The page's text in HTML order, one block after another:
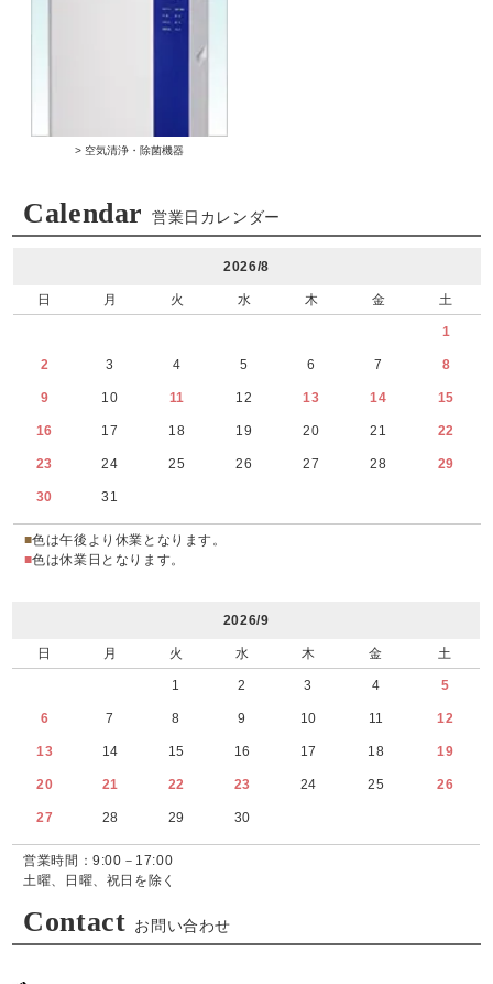
> 空気清浄・除菌機器
Calendar 営業日カレンダー
2026/8
日 月 火 水 木 金 土
1
2 3 4 5 6 7 8
9 10 11 12 13 14 15
16 17 18 19 20 21 22
23 24 25 26 27 28 29
30 31
■色は午後より休業となります。
■色は休業日となります。
2026/9
日 月 火 水 木 金 土
1 2 3 4 5
6 7 8 9 10 11 12
13 14 15 16 17 18 19
20 21 22 23 24 25 26
27 28 29 30
営業時間：9:00－17:00
土曜、日曜、祝日を除く
Contact お問い合わせ